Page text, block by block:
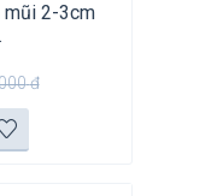
mũi 2-3cm
đ